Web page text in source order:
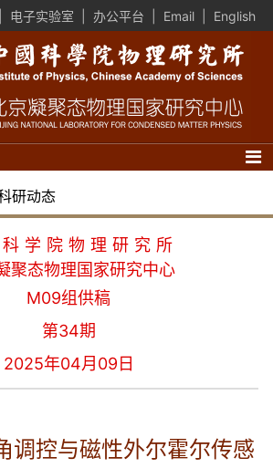
电子实验室 办公平台 Email English
研动态
学院物理研究所
聚态物理国家研究中心
M09组供稿
第34期
2025年04月09日
调控与磁性外尔霍尔传感